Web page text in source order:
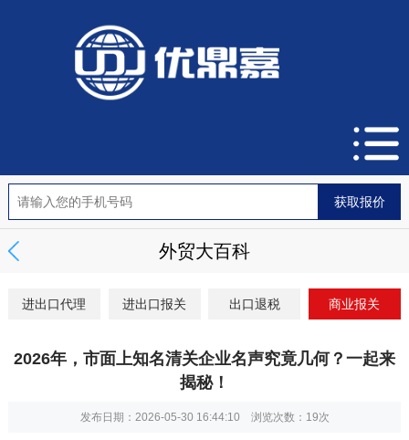
外贸大百科
进出口代理 进出口报关 出口退税 商业报关
2026年，市面上知名清关企业名声究竟几何？一起来
揭秘！
发布日期：2026-05-30 16:44:10 浏览次数： 19次